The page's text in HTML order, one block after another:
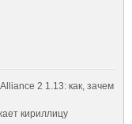
2 1.13: как, зачем
кириллицу